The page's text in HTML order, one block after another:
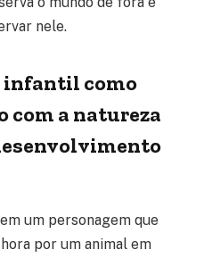
nele.
infantil como
com a natureza
um personagem que
por um animal em